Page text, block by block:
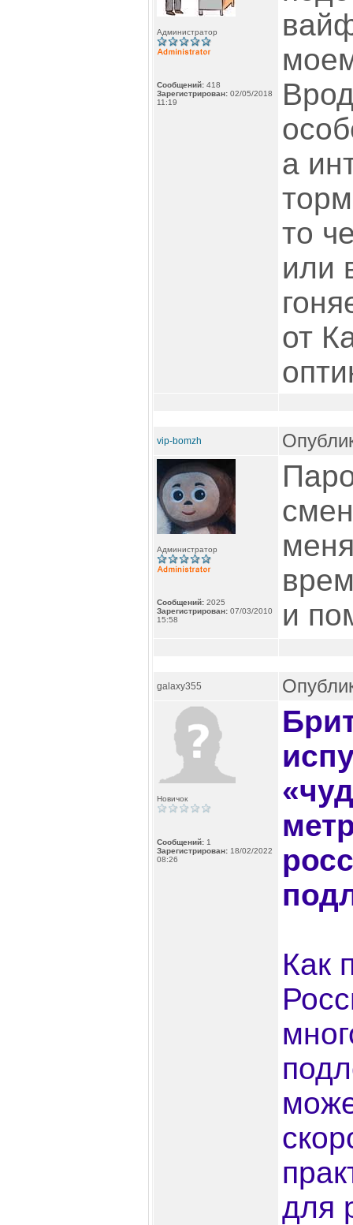
Администратор
Сообщений: 418
Зарегистрирован: 02/05/2018
11:19
а
то
или
от
vip-bomzh
Администратор
Сообщений: 2025
Зарегистрирован: 07/03/2010
15:58
и
galaxy355
Новичок
Сообщений: 1
Зарегистрирован: 18/02/2022
08:26
Как
для